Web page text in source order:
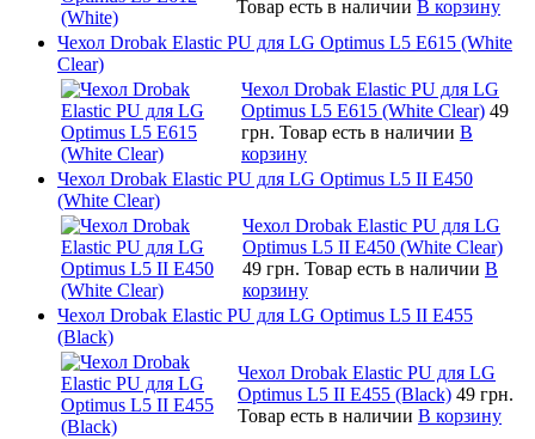
Товар есть в наличии В корзину
Чехол Drobak Elastic PU для LG Optimus L5 E615 (White
Clear)
Чехол Drobak Elastic PU для LG
Optimus L5 E615 (White Clear) 49
грн. Товар есть в наличии В
корзину
Чехол Drobak Elastic PU для LG Optimus L5 II E450
(White Сlear)
Чехол Drobak Elastic PU для LG
Optimus L5 II E450 (White Сlear)
49 грн. Товар есть в наличии В
корзину
Чехол Drobak Elastic PU для LG Optimus L5 II E455
(Black)
Чехол Drobak Elastic PU для LG
Optimus L5 II E455 (Black) 49 грн.
Товар есть в наличии В корзину